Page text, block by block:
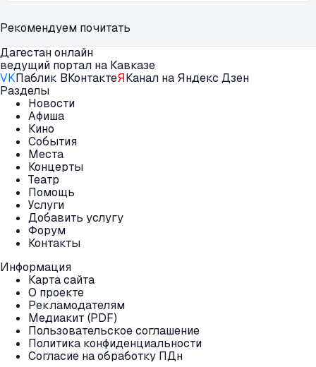
Рекомендуем почитать
Дагестан онлайн
ведущий портал на Кавказе
VKПаблик ВКонтактеЯКанал на Яндекс Дзен
Разделы
Новости
Афиша
Кино
События
Места
Концерты
Театр
Помощь
Услуги
Добавить услугу
Форум
Контакты
Информация
Карта сайта
О проекте
Рекламодателям
Медиакит (PDF)
Пользовательское соглашение
Политика конфиденциальности
Согласие на обработку ПДн